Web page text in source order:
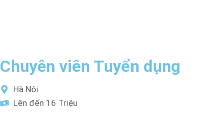
Chuyên viên Tuyển dụng
Hà Nội
Lên đến 16 Triệu